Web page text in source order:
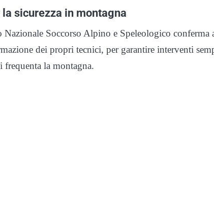
sicurezza in montagna
Soccorso Alpino e Speleologico conferma
dei propri tecnici, per garantire interventi
frequenta la montagna.